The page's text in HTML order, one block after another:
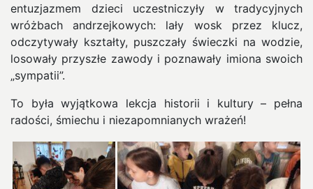
entuzjazmem dzieci uczestniczyły w tradycyjnych
wróżbach andrzejkowych: lały wosk przez klucz,
odczytywały kształty, puszczały świeczki na wodzie,
losowały przyszłe zawody i poznawały imiona swoich
„sympatii”.
To była wyjątkowa lekcja historii i kultury – pełna
radości, śmiechu i niezapomnianych wrażeń!